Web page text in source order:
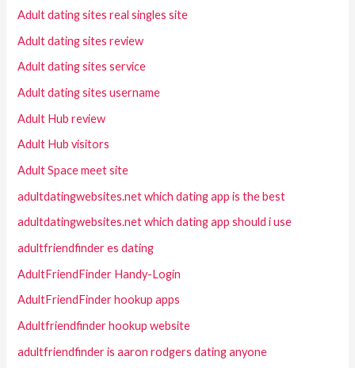
Adult dating sites real singles site
Adult dating sites review
Adult dating sites service
Adult dating sites username
Adult Hub review
Adult Hub visitors
Adult Space meet site
adultdatingwebsites.net which dating app is the best
adultdatingwebsites.net which dating app should i use
adultfriendfinder es dating
AdultFriendFinder Handy-Login
AdultFriendFinder hookup apps
Adultfriendfinder hookup website
adultfriendfinder is aaron rodgers dating anyone